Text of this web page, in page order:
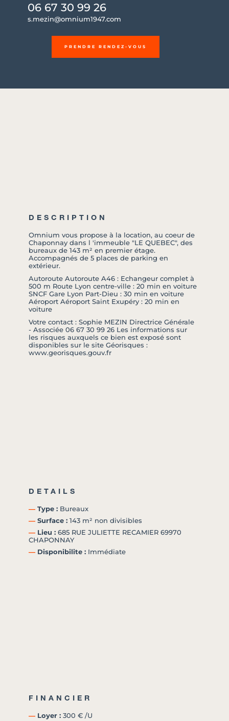
06 67 30 99 26
s.mezin@omnium1947.com
PRENDRE RENDEZ-VOUS
DESCRIPTION
Omnium vous propose à la location, au coeur de
Chaponnay dans l 'immeuble "LE QUEBEC", des
bureaux de 143 m² en premier étage.
Accompagnés de 5 places de parking en
extérieur.
Autoroute Autoroute A46 : Echangeur complet à
500 m Route Lyon centre-ville : 20 min en voiture
SNCF Gare Lyon Part-Dieu : 30 min en voiture
Aéroport Aéroport Saint Exupéry : 20 min en
voiture
Votre contact : Sophie MEZIN Directrice Générale
- Associée 06 67 30 99 26 Les informations sur
les risques auxquels ce bien est exposé sont
disponibles sur le site Géorisques :
www.georisques.gouv.fr
DETAILS
― Type : Bureaux
― Surface : 143 m² non divisibles
― Lieu : 685 RUE JULIETTE RECAMIER 69970
CHAPONNAY
― Disponibilite : Immédiate
FINANCIER
― Loyer : 300 € /U